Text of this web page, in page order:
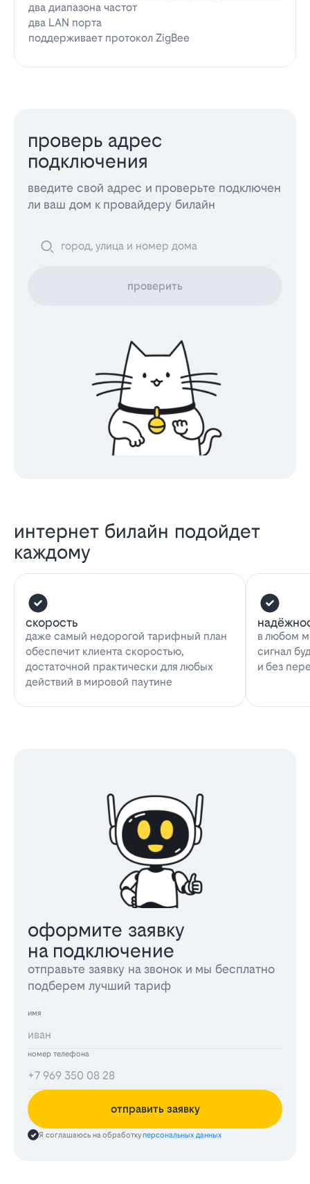
два диапазона частот
два LAN порта
поддерживает протокол ZigBee
проверь адрес
подключения
введите свой адрес и проверьте подключен
ли ваш дом к провайдеру билайн
проверить
интернет билайн подойдет
каждому
скорость
даже самый недорогой тарифный план
обеспечит клиента скоростью,
достаточной практически для любых
действий в мировой паутине
в любом
сигнал
и без
оформите заявку
на подключение
отправьте заявку на звонок и мы бесплатно
подберем лучший тариф
имя
номер телефона
отправить заявку
Я соглашаюсь на обработкуперсональных данных